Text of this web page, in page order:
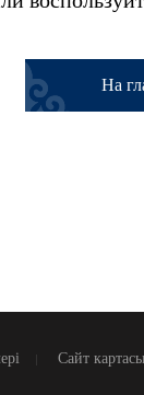
На
Сайт картасы